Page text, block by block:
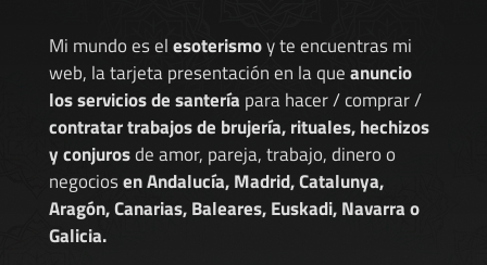
Mi mundo es elesoterismoy te encuentras mi
web, la tarjeta presentación en la queanuncio
los servicios de santería para hacer / comprar /
contratar trabajos de brujería, rituales, hechizos
y conjurosde amor, pareja, trabajo, dinero o
negociosen Andalucía, Madrid, Catalunya,
Aragón, Canarias, Baleares, Euskadi, Navarra o
Galicia.